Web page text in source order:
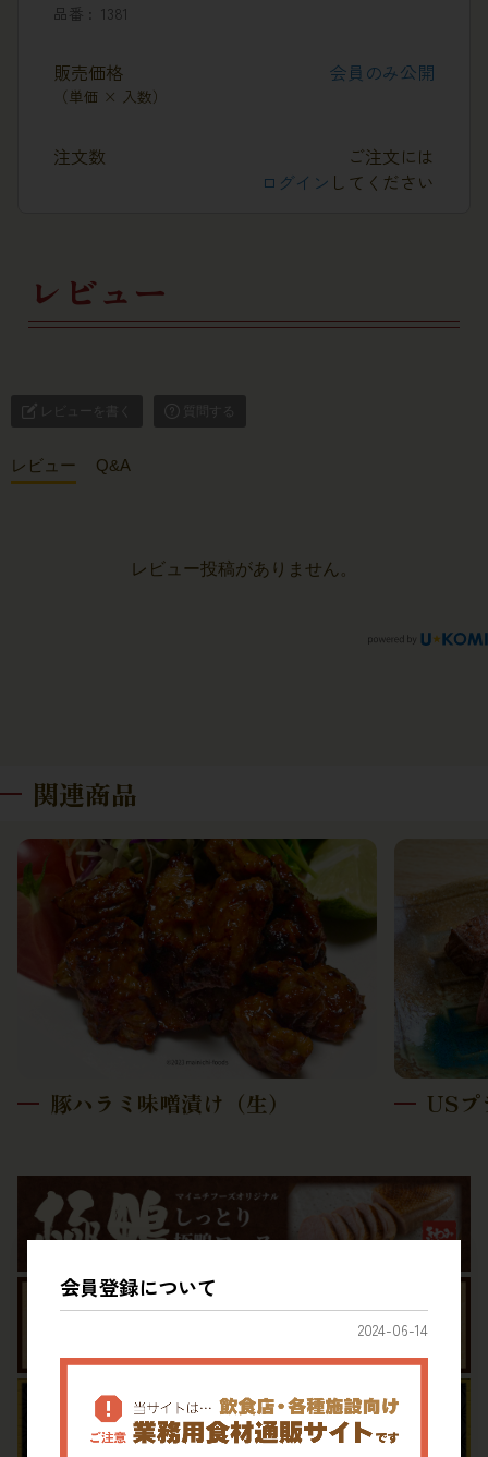
品番
1381
販売価格
（単価 × 入数）
会員のみ公開
注文数
ご注文には
ログイン してください
レビュー
レビューを書く 質問する
レビュー Q&A
レビュー投稿がありません。
関連商品
豚ハラミ味噌漬け（生） USプ
会員登録について
2024-06-14